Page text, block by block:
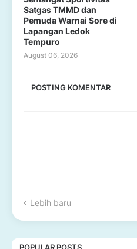
Satgas TMMD dan
Pemuda Warnai Sore di
Lapangan Ledok
Tempuro
August 06, 2026
POSTING KOMENTAR
Lebih baru
POPULAR POSTS